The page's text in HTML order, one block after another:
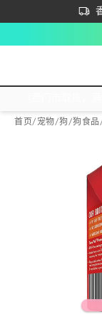
首次
首页/ 宠物/狗/狗食品